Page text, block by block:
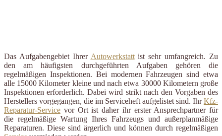
Das Aufgabengebiet Ihrer Autowerkstattist sehr umfangreich. Zu
den am häufigsten durchgeführten Aufgaben gehören die
regelmäßigen Inspektionen. Bei modernen Fahrzeugen sind etwa
alle 15000 Kilometer kleine und nach etwa 30000 Kilometern große
Inspektionen erforderlich. Dabei wird strikt nach den Vorgaben des
Herstellers vorgegangen, die im Serviceheft aufgelistet sind. IhrKfz-
Reparatur-Service vor Ort ist daher ihr erster Ansprechpartner für
die regelmäßige Wartung Ihres Fahrzeugs und außerplanmäßige
Reparaturen. Diese sind ärgerlich und können durch regelmäßigen